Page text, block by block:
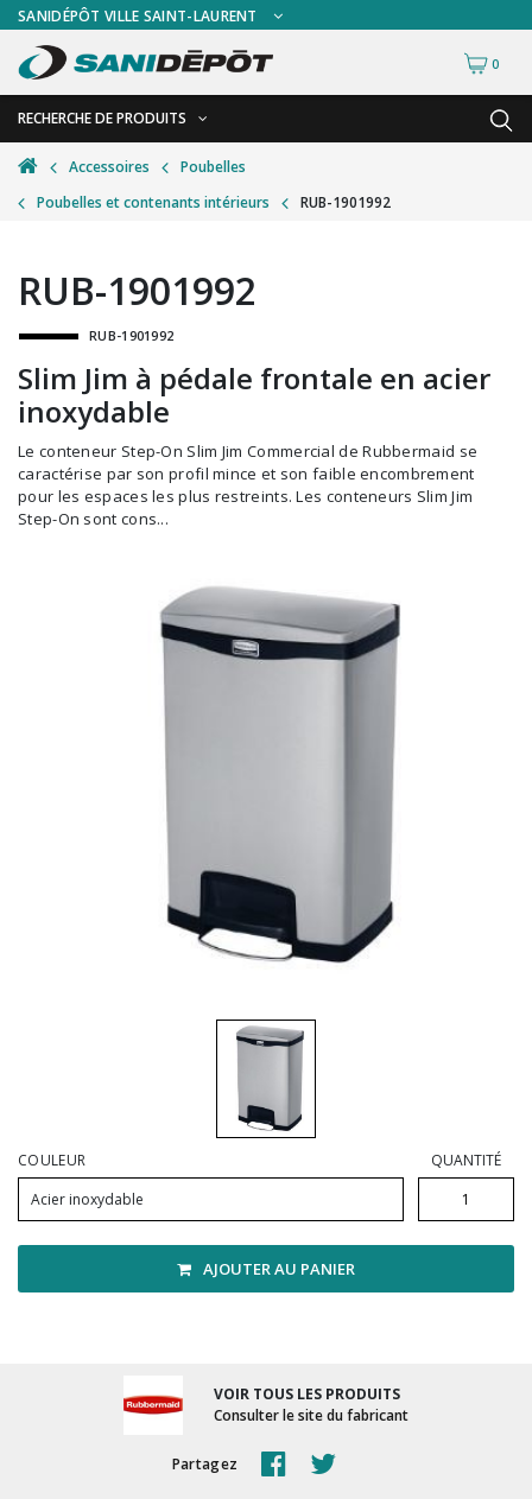
SANIDÉPÔT VILLE SAINT-LAURENT
0
RECHERCHE DE PRODUITS
RETOUR
Accessoires de sécurité
Accessoires pour le lavage de mur
Accessoires pour salles de bain
Alimentaire
Autres accessoires
Balais et porte-poussières
Bouteilles et vaporisateurs
Chariots et manutention
RETOUR
Gants
Plexiglas
Signalisations
Test de diagnostic
Thermomètre
Vêtements de sécurité
Accessoires
Poubelles
Poubelles et contenants intérieurs
RUB-1901992
RUB-1901992
RUB-1901992
Slim Jim à pédale frontale en acier
inoxydable
Le conteneur Step-On Slim Jim Commercial de Rubbermaid se
caractérise par son profil mince et son faible encombrement
pour les espaces les plus restreints. Les conteneurs Slim Jim
Step-On sont cons...
COULEUR
Acier inoxydable
QUANTITÉ
AJOUTER AU PANIER
VOIR TOUS LES PRODUITS
Consulter le site du fabricant
Partagez